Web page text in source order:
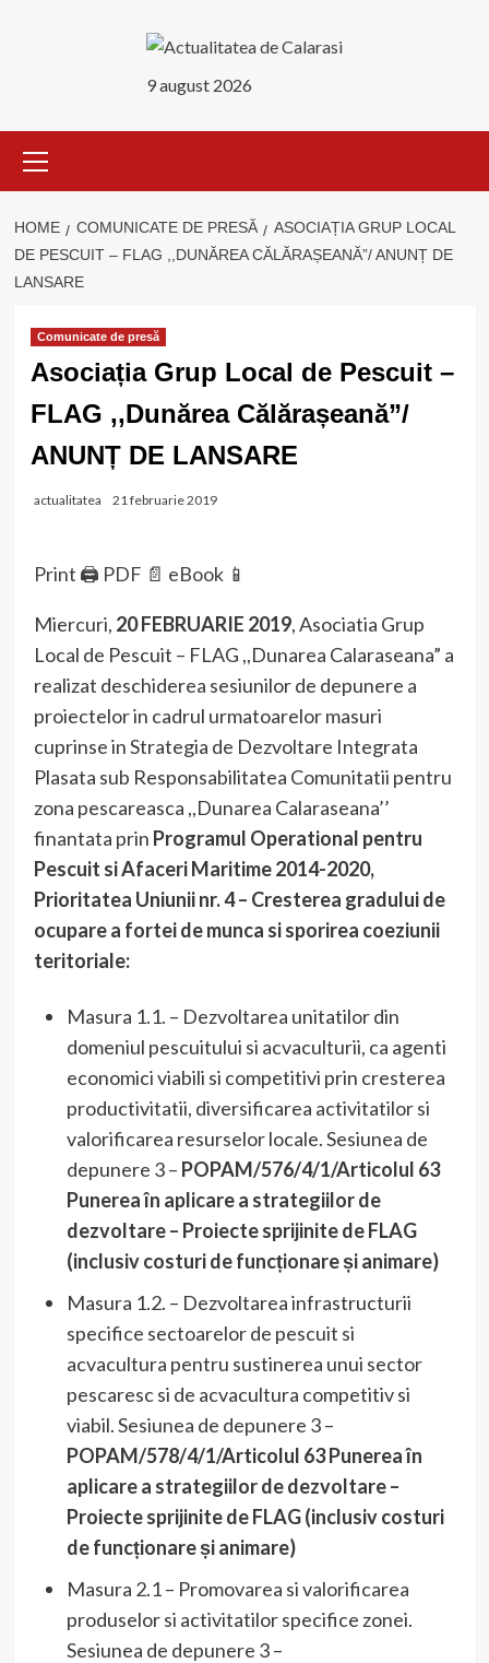
9 august 2026
Menu
HOME COMUNICATE DE PRESĂ
ASOCIAȚIA GRUP LOCAL
DE PESCUIT – FLAG ,,DUNĂREA CĂLĂRAȘEANĂ”/ ANUNȚ DE
LANSARE
Comunicate de presă
Asociația Grup Local de Pescuit –
FLAG ,,Dunărea Călărașeană”/
ANUNȚ DE LANSARE
actualitatea 21 februarie 2019
Print 🖨 PDF 📄 eBook 📱
Miercuri, 20 FEBRUARIE 2019, Asociatia Grup
Local de Pescuit – FLAG ,,Dunarea Calaraseana” a
realizat deschiderea sesiunilor de depunere a
proiectelor in cadrul urmatoarelor masuri
cuprinse in Strategia de Dezvoltare Integrata
Plasata sub Responsabilitatea Comunitatii pentru
zona pescareasca ,,Dunarea Calaraseana’’
finantata prin Programul Operational pentru
Pescuit si Afaceri Maritime 2014-2020,
Prioritatea Uniunii nr. 4 – Cresterea gradului de
ocupare a fortei de munca si sporirea coeziunii
teritoriale:
Masura 1.1. – Dezvoltarea unitatilor din
domeniul pescuitului si acvaculturii, ca agenti
economici viabili si competitivi prin cresterea
productivitatii, diversificarea activitatilor si
valorificarea resurselor locale. Sesiunea de
depunere 3 – POPAM/576/4/1/Articolul 63
Punerea în aplicare a strategiilor de
dezvoltare – Proiecte sprijinite de FLAG
(inclusiv costuri de funcționare și animare)
Masura 1.2. – Dezvoltarea infrastructurii
specifice sectoarelor de pescuit si
acvacultura pentru sustinerea unui sector
pescaresc si de acvacultura competitiv si
viabil. Sesiunea de depunere 3 –
POPAM/578/4/1/Articolul 63 Punerea în
aplicare a strategiilor de dezvoltare –
Proiecte sprijinite de FLAG (inclusiv costuri
de funcționare și animare)
Masura 2.1 – Promovarea si valorificarea
produselor si activitatilor specifice zonei.
Sesiunea de depunere 3 –